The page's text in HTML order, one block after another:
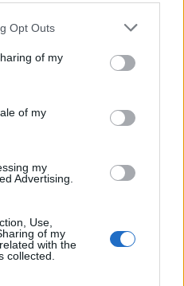
Opt Outs
of my
of my
my
Advertising.
Use,
of my
with the
collected.
ερήμην του.